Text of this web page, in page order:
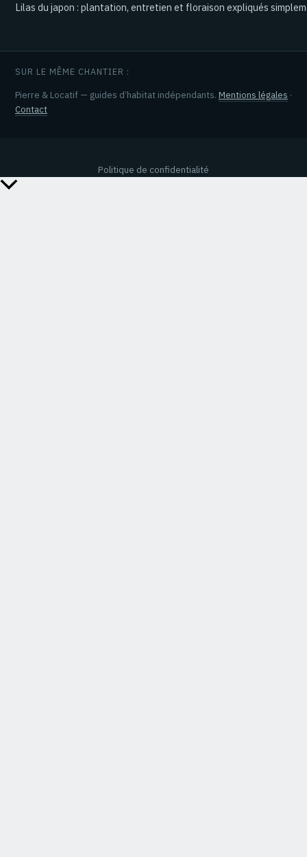
Lilas du japon : plantation, entretien et floraison expliqués
SUR LE MÊME CHANTIER :
Pierre & Locatif — guides d’habitat indépendants. Mentions légales ·
Contact
Politique de confidentialité